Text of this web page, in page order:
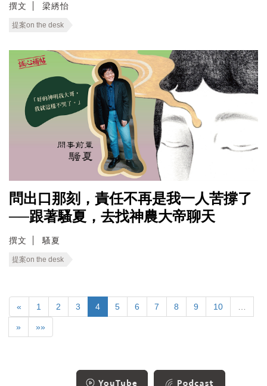
撰文 梁綉怡
提案on the desk
問出口那刻，責任不再是我一人苦撐了
──跟著騷夏，去找神農大帝聊天
撰文 騷夏
提案on the desk
« 1 2 3 4 5 6 7 8 9 10
» »»